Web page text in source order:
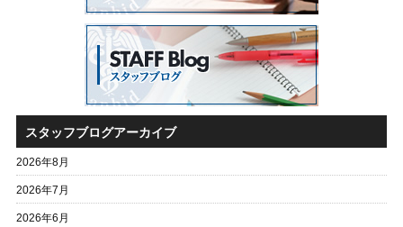
スタッフブログアーカイブ
2026年8月
2026年7月
2026年6月